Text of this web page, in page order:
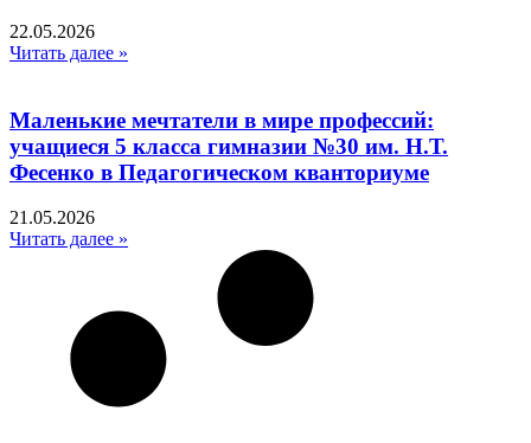
22.05.2026
Читать далее »
Маленькие мечтатели в мире профессий:
учащиеся 5 класса гимназии №30 им. Н.Т.
Фесенко в Педагогическом кванториуме
21.05.2026
Читать далее »